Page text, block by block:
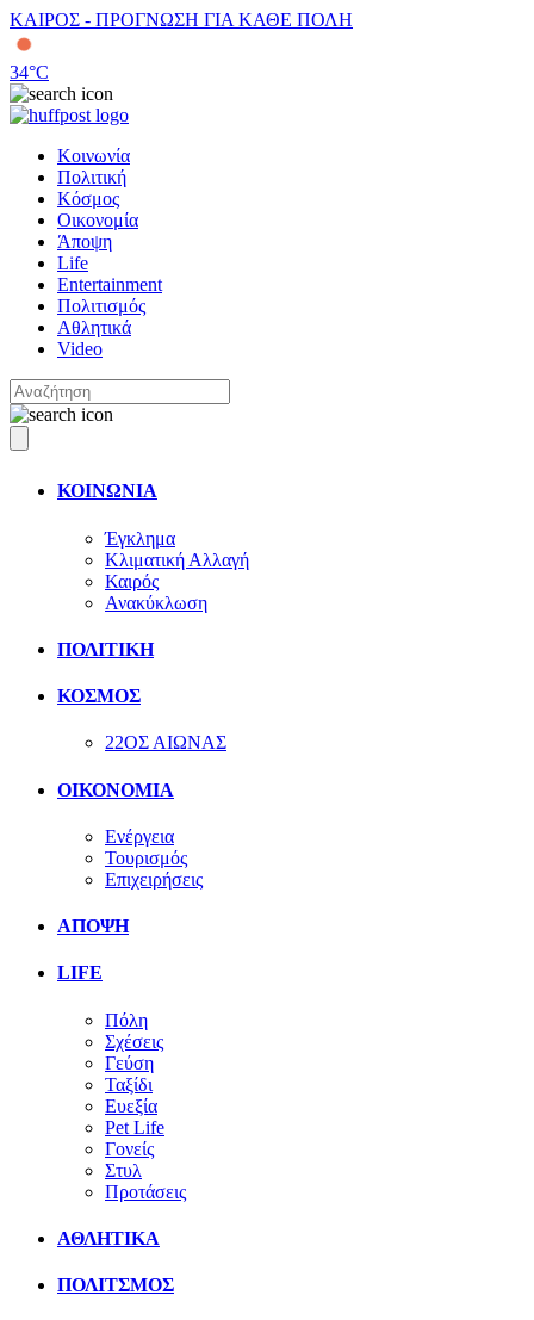
ΚΑΙΡΟΣ - ΠΡΟΓΝΩΣΗ ΓΙΑ ΚΑΘΕ ΠΟΛΗ
34°C
Κοινωνία
Πολιτική
Κόσμος
Οικονομία
Άποψη
Life
Entertainment
Πολιτισμός
Αθλητικά
Video
ΚΟΙΝΩΝΙΑ
Έγκλημα
Κλιματική Αλλαγή
Καιρός
Ανακύκλωση
ΠΟΛΙΤΙΚΗ
ΚΟΣΜΟΣ
22ΟΣ ΑΙΩΝΑΣ
ΟΙΚΟΝΟΜΙΑ
Ενέργεια
Τουρισμός
Επιχειρήσεις
ΑΠΟΨΗ
LIFE
Πόλη
Σχέσεις
Γεύση
Ταξίδι
Ευεξία
Pet Life
Γονείς
Στυλ
Προτάσεις
ΑΘΛΗΤΙΚΑ
ΠΟΛΙΤΣΜΟΣ